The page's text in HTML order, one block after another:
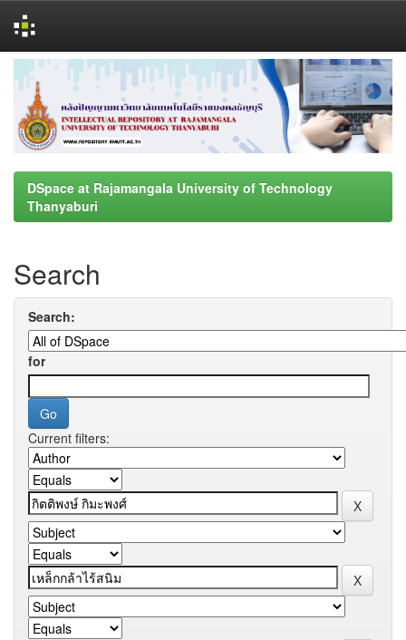
navigation
DSpace at Rajamangala University of Technology
Thanyaburi
Search
Search:
for
Current filters: